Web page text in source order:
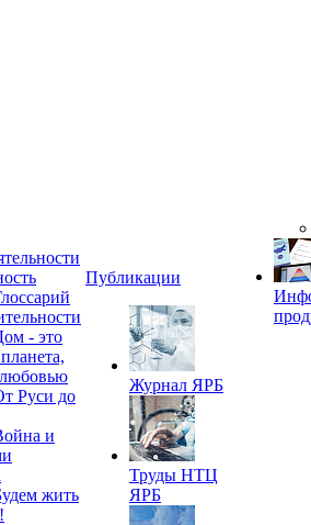
- это
любовью
Руси до
и
жить
Публикации
Журнал ЯРБ
Труды НТЦ
ЯРБ